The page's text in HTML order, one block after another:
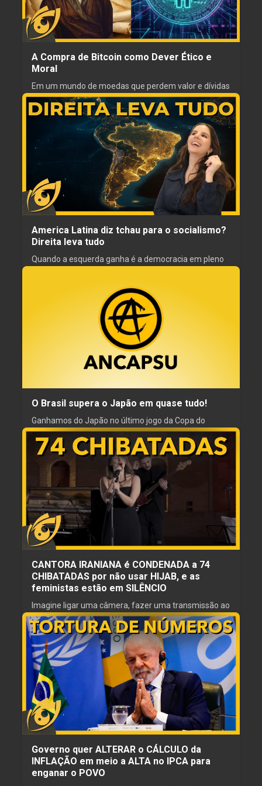
NARRADOR
Gordinho Caipira
PRODUTOR
Girassol
A Compra de Bitcoin como Dever Ético e
Moral
Em um mundo de moedas que perdem valor e dívidas
que nunca acabam, surge uma alternativa baseada
em regras, não em promessas.
MayDay_São_18cm
REVISOR
Libertus
Djalma Guedes
PRODUTOR
Gilliard Almeida
America Latina diz tchau para o socialismo?
Direita leva tudo
Quando a esquerda ganha é a democracia em pleno
ganha é retrocesso, radicalismo, ameaça a
democracia e risco de autoritarismo.
REVISOR
JJ Liber
PRODUTOR
Catharina
O Brasil supera o Japão em quase tudo!
Ganhamos do Japão no último jogo da Copa do
Mundo! Mas a gente ganha dele em quase tudo, né...
NÉ...
ESCRITOR
Soy Rebelde
REVISOR
Leafar do Leafarverso
NARRADOR
Leafar do Leafarverso
PRODUTOR
CANTORA IRANIANA é CONDENADA a 74
CHIBATADAS por não usar HIJAB, e as
feministas estão em SILÊNCIO
Imagine ligar uma câmera, fazer uma transmissão ao
vivo e cantar uma música para milhares de pessoas.
Agora imagine ser condenada a 74 chicotadas por
causa disso. Foi exatamente o que aconteceu com a
cantora iraniana Parastoo Ahmadi. Mas essa não é
apenas a história de uma artista perseguida. É uma
história sobre censura, controle estatal, liberdade
individual e o medo que regimes autoritários têm de
uma população livre. Vamos entender melhor neste
vídeo a visão libertária sobre o ocorrido!
30 jun. 2026
ESCRITOR
Um Libertário Aí
REVISOR
Historiador Libertario
NARRADOR
Gordinho Caipira
PRODUTOR
Girassol
Governo quer ALTERAR o CÁLCULO da
INFLAÇÃO em meio a ALTA no IPCA para
enganar o POVO